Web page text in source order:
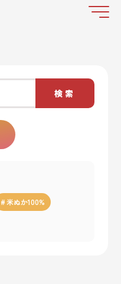
検索
米ぬか100%